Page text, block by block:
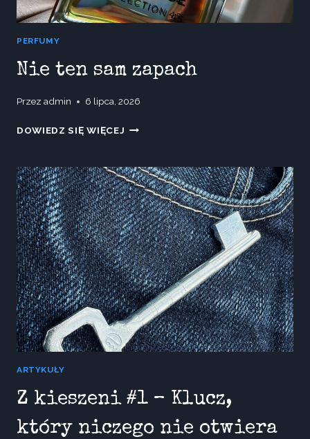
PERFUMY
Nie ten sam zapach
Przez admin 6 lipca, 2026
DOWIEDZ SIĘ WIĘCEJ NIE
ZAPACH
ARTYKUŁY
Z kieszeni #1 – Klucz,
który niczego nie otwiera